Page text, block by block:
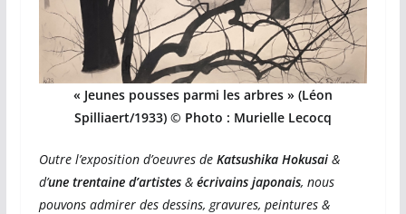
« Jeunes pousses parmi les arbres » (Léon
Spilliaert/1933) © Photo : Murielle Lecocq
Outre l’exposition d’oeuvres de Katsushika Hokusai &
d’une trentaine d’artistes & écrivains japonais, nous
pouvons admirer des dessins, gravures, peintures &